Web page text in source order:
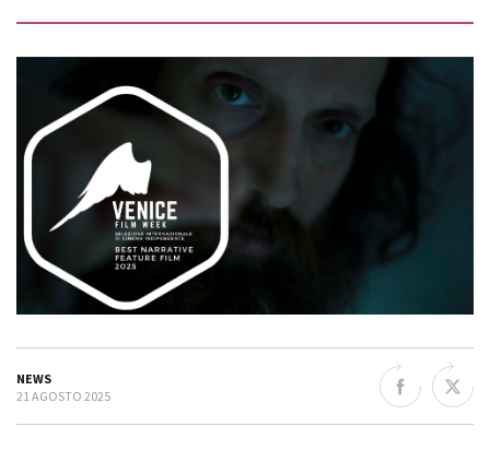
ABOUT
Chi siamo
Storia della Fondazione
Contatti
La sede
Partner
Rete regionale
Bilancio sociale
Amministrazione
Sostenibilità ambientale
EVENTI, SPECIALI
Anteprime in Piemonte
Production Days
Avenue Cove - Erasmus +
Guarda che storia!
La Grazia - Immagini e
location della Torino di Paolo
Open Day
Ciak in TOur!
FESTIVAL, MARKETS,
NEWS
21 AGOSTO 2025